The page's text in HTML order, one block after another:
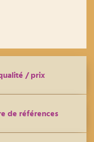
/ prix
de références